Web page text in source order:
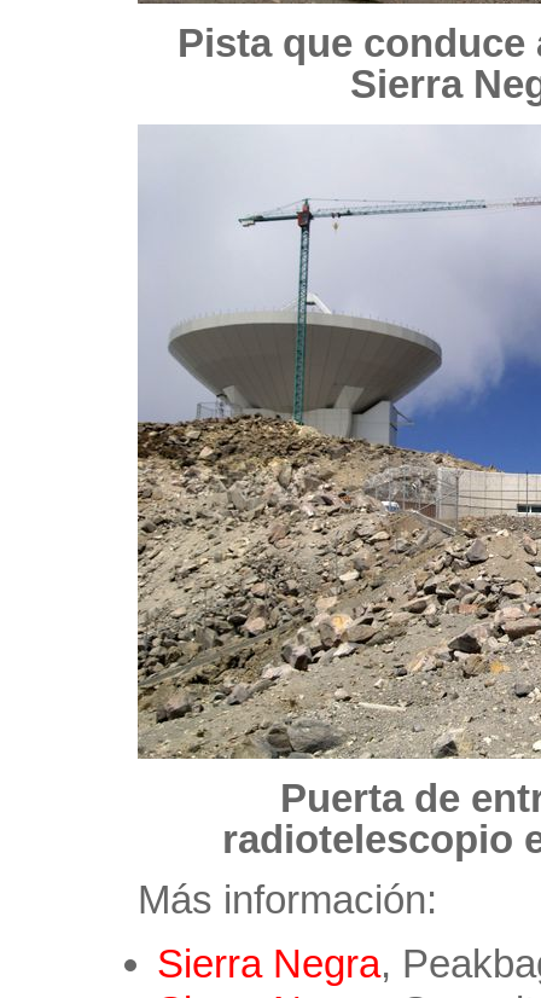
Pista que conduce
Sierra
Puerta de
radiotelescopio
Más información:
Sierra Negra,